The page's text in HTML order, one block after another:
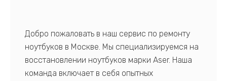
Добро пожаловать в наш сервис по ремонту
ноутбуков в Москве. Мы специализируемся на
восстановлении ноутбуков марки Aser. Наша
команда включает в себя опытных